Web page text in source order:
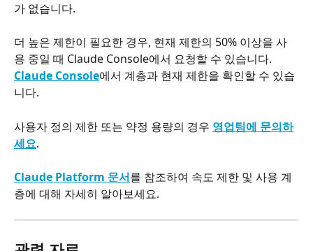
가 없습니다.
더 높은 제한이 필요한 경우, 현재 제한의 50% 이상을 사
용 중일 때 Claude Console에서 요청할 수 있습니다.
Claude Console에서 계층과 현재 제한을 확인할 수 있습
니다.
사용자 정의 제한 또는 약정 용량의 경우 영업팀에 문의하
세요.
Claude Platform 문서를 참조하여 속도 제한 및 사용 계
층에 대해 자세히 알아보세요.